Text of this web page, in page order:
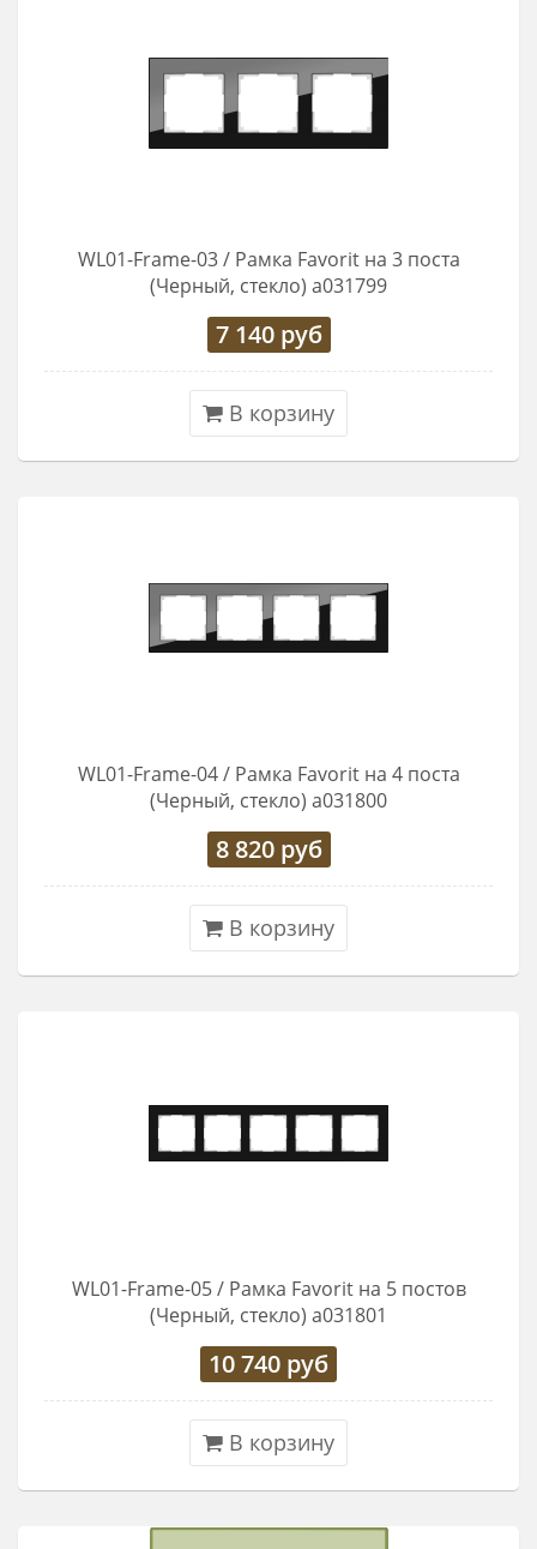
WL01-Frame-03 / Рамка Favorit на 3 поста
(Черный, стекло) a031799
7 140руб
В корзину
WL01-Frame-04 / Рамка Favorit на 4 поста
(Черный, стекло) a031800
8 820руб
В корзину
WL01-Frame-05 / Рамка Favorit на 5 постов
(Черный, стекло) a031801
10 740 руб
В корзину